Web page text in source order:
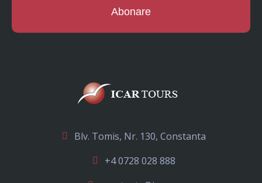
Abonare
Blv. Tomis, Nr. 130, Constanta
+4 0728 028 888